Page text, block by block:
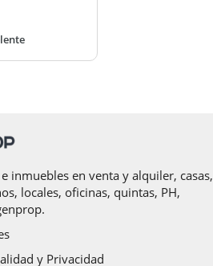
inmuebles en venta y alquiler, casas,
locales, oficinas, quintas, PH,
y Privacidad